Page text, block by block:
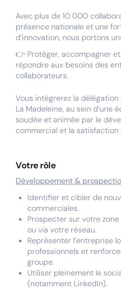
Avec plus de 10 000
présence nationale et une
d’innovation, nous portons
👉 Protéger, accompagner
répondre aux besoins des
collaborateurs.
Vous intégrerez la
La Madeleine, au sein d’une
soudée et animée par le
commercial et la satisfaction
Votre rôle
Développement &
Identifier et cibler de
commerciales.
Prospecter sur votre
ou via votre réseau.
Représenter l’entreprise
professionnels et
groupe.
Utiliser pleinement le
(notamment LinkedIn).